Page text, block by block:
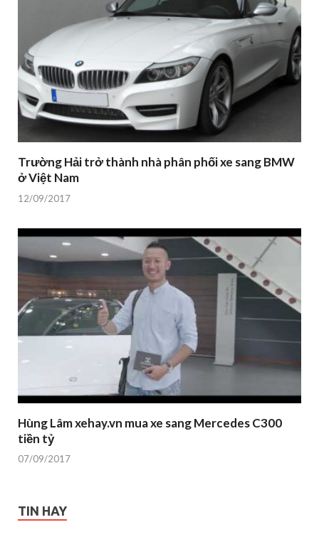
Trường Hải trở thành nhà phân phối xe sang BMW
ở Việt Nam
12/09/2017
Hùng Lâm xehay.vn mua xe sang Mercedes C300
tiền tỷ
07/09/2017
TIN HAY